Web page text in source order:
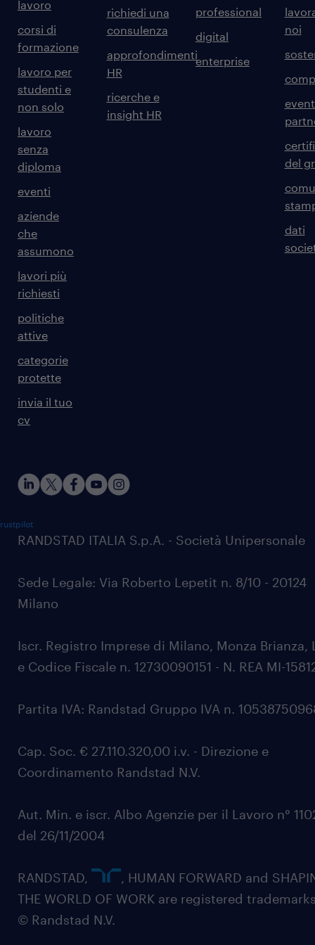
lavoro
corsi di
formazione
lavoro per
studenti e
non solo
lavoro
senza
diploma
eventi
aziende
che
assumono
lavori più
richiesti
politiche
attive
categorie
protette
invia il tuo
cv
richiedi una
consulenza
approfondimenti
HR
ricerche e
insight HR
professional
digital
enterprise
noi
del
dati
RANDSTAD ITALIA S.p.A. - Società Unipersonale
Sede Legale: Via Roberto Lepetit n. 8/10 - 20124
Milano
Iscr. Registro Imprese di Milano, Monza Brianza,
e Codice Fiscale n. 12730090151 - N. REA MI-
Partita IVA: Randstad Gruppo IVA n.
Cap. Soc. € 27.110.320,00 i.v. - Direzione e
Coordinamento Randstad N.V.
Aut. Min. e iscr. Albo Agenzie per il Lavoro n°
del 26/11/2004
RANDSTAD,
, HUMAN FORWARD and
THE WORLD OF WORK are registered
© Randstad N.V.